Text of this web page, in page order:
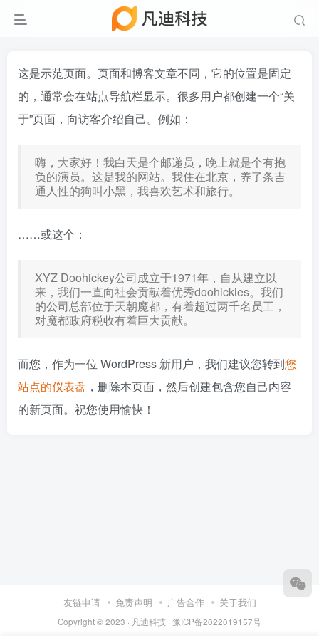
这是示范页面。页面和博客文章不同，它的位置是固定
的，通常会在站点导航栏显示。很多用户都创建一个“关
于”页面，向访客介绍自己。例如：
嗨，大家好！我白天是个邮递员，晚上就是个有抱
负的演员。这是我的网站。我住在北京，养了条吉
通人性的狗叫小黑，我喜欢艺术和旅行。
……或这个：
XYZ Doohickey公司成立于1971年，自从建立以
来，我们一直向社会贡献着优秀doohickies。我们
的公司总部位于天朝魔都，有着超过两千名员工，
对魔都政府税收有着巨大贡献。
而您，作为一位 WordPress 新用户，我们建议您转到您
站点的仪表盘 ，删除本页面，然后创建包含您自己内容
的新页面。祝您使用愉快！
友链申请 免责声明 广告合作 关于我们
Copyright © 2023 · 凡迪科技 · 豫ICP备2022019157号